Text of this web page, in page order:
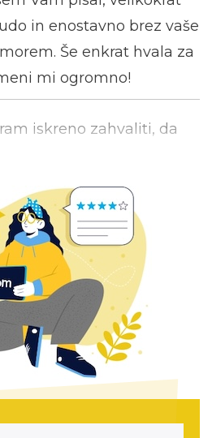
in enostavno brez vaše
Še enkrat hvala za
mi ogromno!
iskreno zahvaliti, da
iskren odgovor, zato
svojih težavah težko
zelo lažje mi je pisat in
mi je zelo všeč. Še
hvala za vaš čas in
odgovor :). In spodbudne
bilo je kar dovolj neprijetno